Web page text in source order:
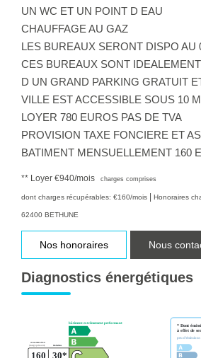
UN WC ET UN POINT D EAU
CHAUFFAGE AU GAZ
LES BUREAUX SERONT DISPO AU
CES BUREAUX SONT
D UN GRAND PARKING GRATUIT
VILLE EST ACCESSIBLE SOUS 10
LOYER 780 EUROS PAS DE TVA
PROVISION TAXE FONCIERE ET
BATIMENT MENSUELLEMENT 160
** Loyer €940/mois charges comprises
dont charges récupérables: €160/mois | Honoraires
62400 BETHUNE
Nos honoraires Nous
Diagnostics énergétiques